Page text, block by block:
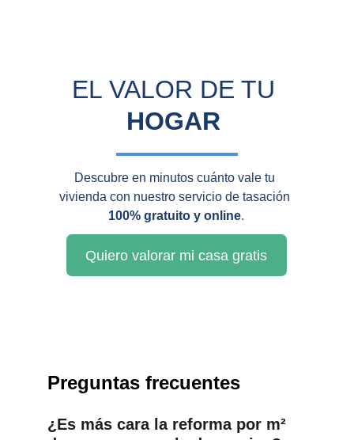
EL VALOR DE TU
HOGAR
Quiero valorar mi casa gratis
Descubre en minutos cuánto vale tu
vivienda con nuestro servicio de tasación
100% gratuito y online.
Preguntas frecuentes
¿Es más cara la reforma por m²